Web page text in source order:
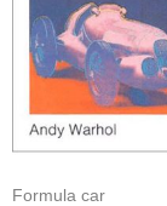
Formula car